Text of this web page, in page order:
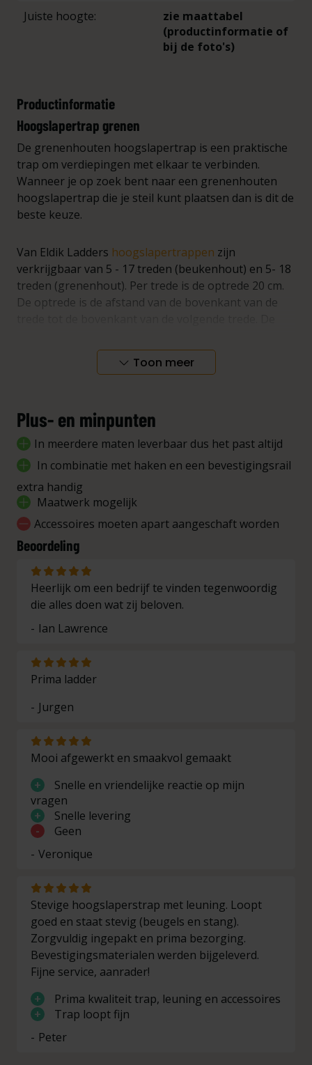
Juiste hoogte:
zie maattabel
(productinformatie of
bij de foto's)
Productinformatie
Hoogslapertrap grenen
De grenenhouten hoogslapertrap is een praktische
trap om verdiepingen met elkaar te verbinden.
Wanneer je op zoek bent naar een grenenhouten
hoogslapertrap die je steil kunt plaatsen dan is dit de
beste keuze.
Van Eldik Ladders hoogslapertrappen zijn
verkrijgbaar van 5 - 17 treden (beukenhout) en 5- 18
treden (grenenhout). Per trede is de optrede 20 cm.
De optrede is de afstand van de bovenkant van de
zowel de grenenhouten als de beukenhouten
zoldertrap is 40 cm.
Aantal
treden
Lengte
in cm
Klimhoogte
in cm
tot
muur in
5 treden
113
6 treden
7 treden
153
8 treden
173 163
9 treden
193
10
treden
213
11
12
treden
253 239 95
13
treden
14
treden
293
15
treden
313
16
treden
333 315 123
17
treden
18
treden
Toon meer
Plus- en minpunten
In meerdere maten leverbaar dus het past altijd
In combinatie met haken en een bevestigingsrail
extra handig
Maatwerk mogelijk
Accessoires moeten apart aangeschaft worden
Beoordeling
Heerlijk om een bedrijf te vinden tegenwoordig
die alles doen wat zij beloven.
Ian Lawrence
Prima ladder
Jurgen
Mooi afgewerkt en smaakvol gemaakt
+
Snelle en vriendelijke reactie op mijn
vragen
+ Snelle levering
-
Geen
Veronique
Stevige hoogslaperstrap met leuning. Loopt
goed en staat stevig (beugels en stang).
Zorgvuldig ingepakt en prima bezorging.
Bevestigingsmaterialen werden bijgeleverd.
Fijne service, aanrader!
+ Prima kwaliteit trap, leuning en accessoires
+
Trap loopt fijn
Peter